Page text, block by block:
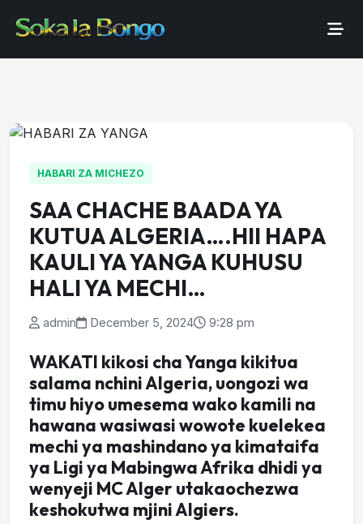
HABARI ZA MICHEZO
SAA CHACHE BAADA YA
KUTUA ALGERIA….HII HAPA
KAULI YA YANGA KUHUSU
HALI YA MECHI…
admin December 5, 2024 9:28 pm
WAKATI kikosi cha Yanga kikitua
salama nchini Algeria, uongozi wa
timu hiyo umesema wako kamili na
hawana wasiwasi wowote kuelekea
mechi ya mashindano ya kimataifa
ya Ligi ya Mabingwa Afrika dhidi ya
wenyeji MC Alger utakaochezwa
keshokutwa mjini Algiers.